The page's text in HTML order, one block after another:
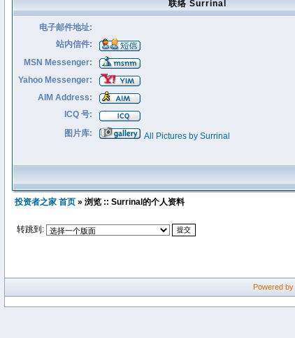
联络 Surrinal
电子邮件地址:
站内信件:
MSN Messenger:
Yahoo Messenger:
AIM Address:
ICQ 号:
图片库:
All Pictures by Surrinal
投资者之家 首页 » 浏览 :: Surrinal的个人资料
转跳到:
Powered by